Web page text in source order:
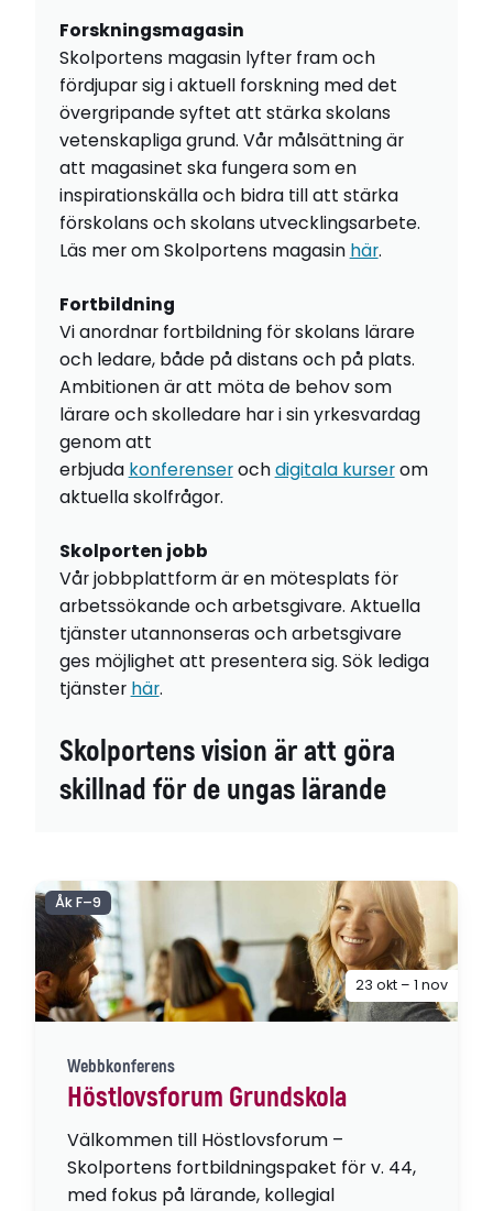
Forskningsmagasin
Skolportens magasin lyfter fram och
fördjupar sig i aktuell forskning med det
övergripande syftet att stärka skolans
vetenskapliga grund. Vår målsättning är
att magasinet ska fungera som en
inspirationskälla och bidra till att stärka
förskolans och skolans utvecklingsarbete.
Läs mer om Skolportens magasin här.
Fortbildning
Vi anordnar fortbildning för skolans lärare
och ledare, både på distans och på plats.
Ambitionen är att möta de behov som
lärare och skolledare har i sin yrkesvardag
genom att
erbjuda konferenserochdigitala kurserom
aktuella skolfrågor.
Skolporten jobb
Vår jobbplattform är en mötesplats för
arbetssökande och arbetsgivare. Aktuella
tjänster utannonseras och arbetsgivare
ges möjlighet att presentera sig. Sök lediga
tjänster här.
Skolportens vision är att göra
skillnad för de ungas lärande
Webbkonferens
Höstlovsforum Grundskola
Välkommen till Höstlovsforum –
Skolportens fortbildningspaket för v. 44,
med fokus på lärande, kollegial
Åk F–9
23 okt – 1 nov